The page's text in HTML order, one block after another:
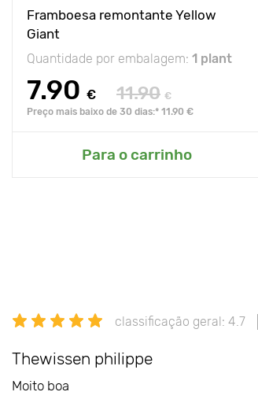
Framboesa remontante Yellow
Giant
Quantidade por embalagem: 1 plant
7.90 € 11.90 €
Preço mais baixo de 30 dias:* 11.90 €
Para o carrinho
classificação geral: 4.7
Thewissen philippe
Moito boa